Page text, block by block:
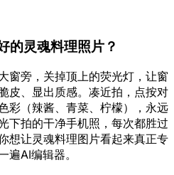
的灵魂料理照片？
窗旁，关掉顶上的荧光灯，让窗
皮、显出质感。凑近拍，点按对
彩（辣酱、青菜、柠檬），永远
下拍的干净手机照，每次都胜过
让灵魂料理图片看起来真正专
遍AI编辑器。